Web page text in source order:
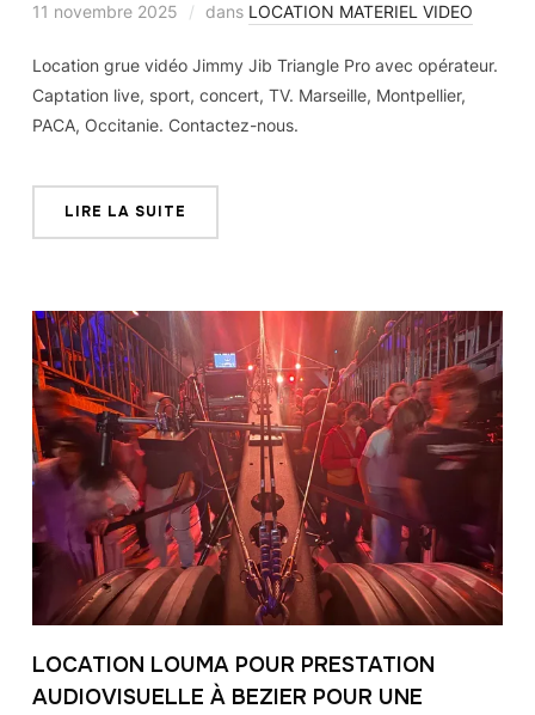
11 novembre 2025 dans LOCATION MATERIEL VIDEO
Location grue vidéo Jimmy Jib Triangle Pro avec opérateur.
Captation live, sport, concert, TV. Marseille, Montpellier,
PACA, Occitanie. Contactez-nous.
LIRE LA SUITE
LOCATION LOUMA POUR PRESTATION
AUDIOVISUELLE À BEZIER POUR UNE